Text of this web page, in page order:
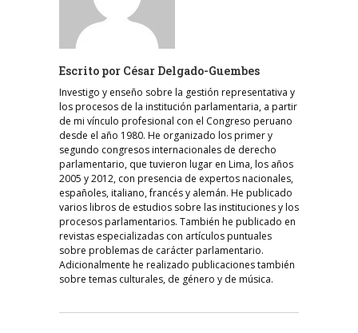
Escrito por César Delgado-Guembes
Investigo y enseño sobre la gestión representativa y
los procesos de la institución parlamentaria, a partir
de mi vínculo profesional con el Congreso peruano
desde el año 1980. He organizado los primer y
segundo congresos internacionales de derecho
parlamentario, que tuvieron lugar en Lima, los años
2005 y 2012, con presencia de expertos nacionales,
españoles, italiano, francés y alemán. He publicado
varios libros de estudios sobre las instituciones y los
procesos parlamentarios. También he publicado en
revistas especializadas con artículos puntuales
sobre problemas de carácter parlamentario.
Adicionalmente he realizado publicaciones también
sobre temas culturales, de género y de música.